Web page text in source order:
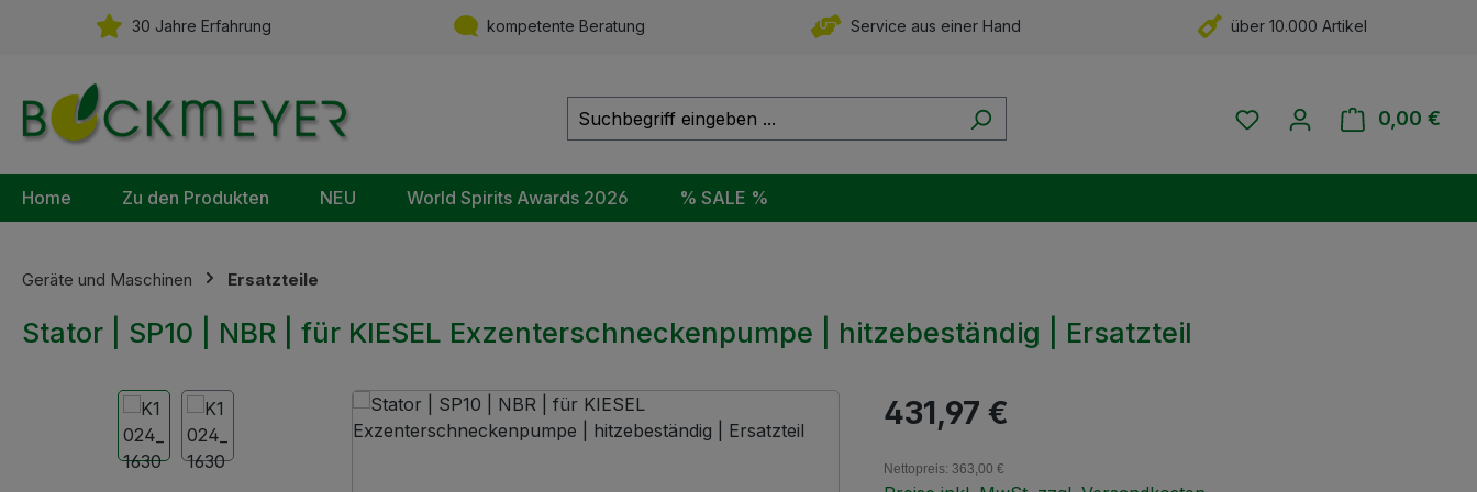
Hauptinhalt springen
Zur Suche springen
Zur Hauptnavigation springen
30 Jahre Erfahrung kompetente Beratung Service aus einer Hand über 10.000 Artikel
Du hast 0 Produkte auf
0,00 €
Home Zu den Produkten NEU World Spirits Awards 2026 % SALE %
Geräte und Maschinen Ersatzteile
Stator | SP10 | NBR | für KIESEL Exzenterschneckenpumpe | hitzebeständig | Ersatzteil
Bildergalerie überspringen Regulärer Preis:
431,97 €
Nettopreis: 363,00 €